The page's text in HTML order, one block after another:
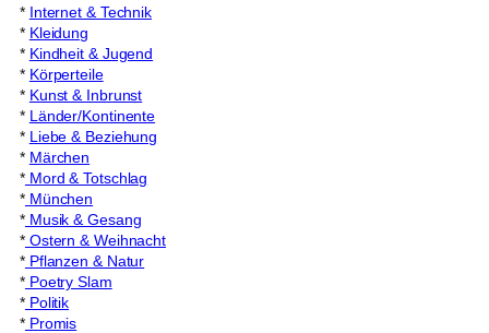
* Internet & Technik
* Kleidung
* Kindheit & Jugend
* Körperteile
* Kunst & Inbrunst
* Länder/Kontinente
* Liebe & Beziehung
* Märchen
*Mord & Totschlag
*München
*Musik & Gesang
*Ostern & Weihnacht
*Pflanzen & Natur
*Poetry Slam
*Politik
*Promis